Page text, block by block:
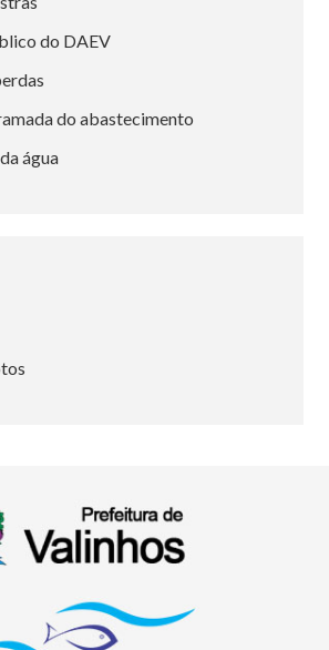
do DAEV
do abastecimento
água